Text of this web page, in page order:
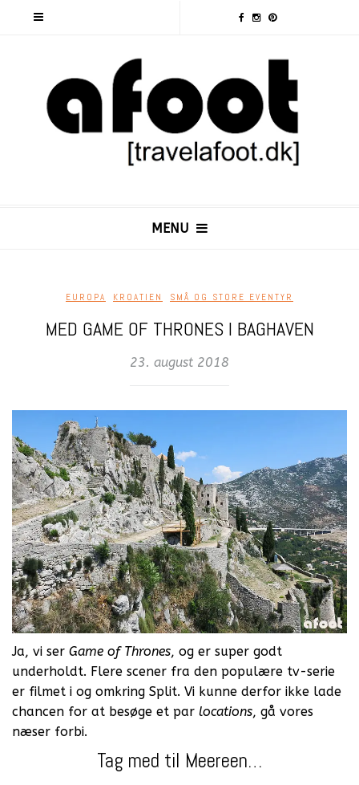
MENU
EUROPA KROATIEN SMÅ OG STORE EVENTYR
MED GAME OF THRONES I BAGHAVEN
23. august 2018
Ja, vi ser Game of Thrones, og er super godt
underholdt. Flere scener fra den populære tv-serie
er filmet i og omkring Split. Vi kunne derfor ikke lade
chancen for at besøge et par locations, gå vores
næser forbi.
Tag med til Meereen…